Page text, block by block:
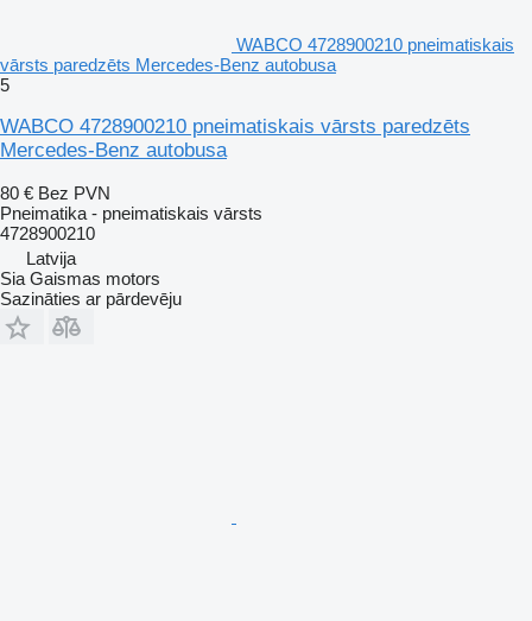
WABCO 4728900210 pneimatiskais
vārsts paredzēts Mercedes-Benz autobusa
5
WABCO 4728900210 pneimatiskais vārsts paredzēts
Mercedes-Benz autobusa
80 € Bez PVN
Pneimatika - pneimatiskais vārsts
4728900210
Latvija
Sia Gaismas motors
Sazināties ar pārdevēju